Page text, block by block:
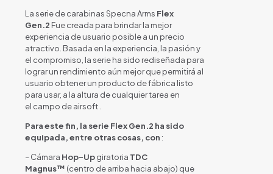
La serie de carabinas Specna Arms Flex
Gen.2 Fue creada para brindar la mejor
experiencia de usuario posible a un precio
atractivo. Basada en la experiencia, la pasión y
el compromiso, la serie ha sido rediseñada para
lograr un rendimiento aún mejor que permitirá al
usuario obtener un producto de fábrica listo
para usar, a la altura de cualquier tarea en
el campo de airsoft .
Para este fin, la serie Flex Gen.2 ha sido
equipada, entre otras cosas, con :
– Cámara Hop-Upgiratoria TDC
Magnus™ (centro de arriba hacia abajo) que